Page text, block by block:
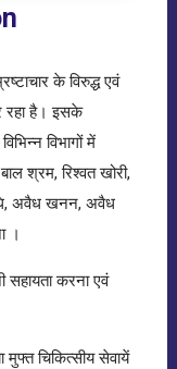
के विरुद्ध एवं
रहा है। इसके
विभागों में
श्रम, रिश्वत खोरी,
अवैध खनन, अवैध
।
सहायता करना एवं
चिकित्सीय सेवायें